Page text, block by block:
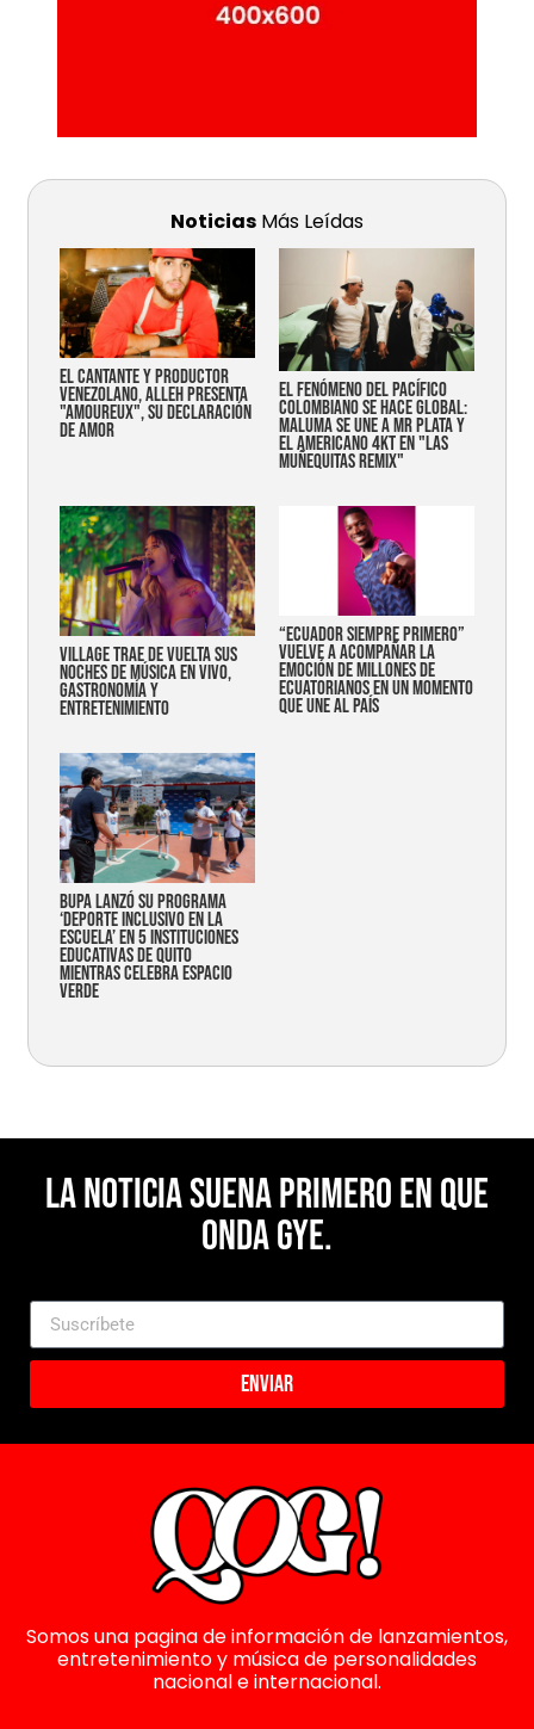
Noticias Más Leídas
EL CANTANTE Y PRODUCTOR
VENEZOLANO, ALLEH PRESENTA
"AMOUREUX", SU DECLARACIÓN
DE AMOR
EL FENÓMENO DEL PACÍFICO
COLOMBIANO SE HACE GLOBAL:
MALUMA SE UNE A MR PLATA Y
EL AMERICANO 4KT EN "LAS
MUÑEQUITAS REMIX"
Village trae de vuelta sus
noches de música en vivo,
gastronomía y
entretenimiento
“Ecuador siempre primero”
vuelve a acompañar la
emoción de millones de
ecuatorianos en un momento
que une al país
Bupa lanzó su programa
‘Deporte Inclusivo en la
Escuela’ en 5 instituciones
educativas de Quito
mientras celebra espacio
verde
La noticia suena primero en Que
Onda Gye.
Enviar
Somos una pagina de información de lanzamientos,
entretenimiento y música de personalidades
nacional e internacional.